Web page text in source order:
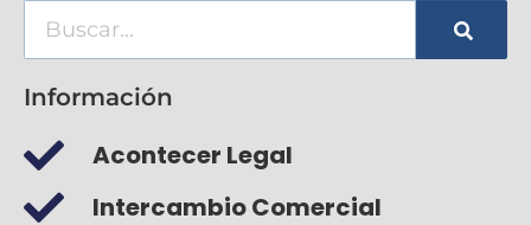
Información
Acontecer Legal
Intercambio Comercial